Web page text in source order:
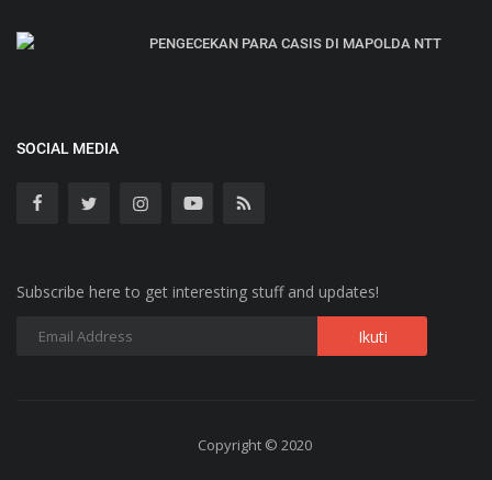
PENGECEKAN PARA CASIS DI MAPOLDA NTT
SOCIAL MEDIA
Subscribe here to get interesting stuff and updates!
Copyright © 2020